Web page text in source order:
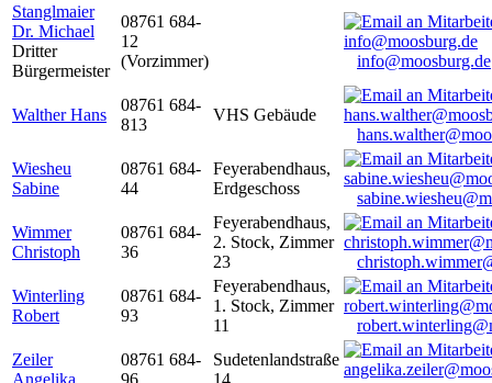
Stanglmaier
Dr. Michael
Dritter
Bürgermeister
08761 684-
12
(Vorzimmer)
info@moosburg.de
Walther Hans
08761 684-
813
VHS Gebäude
Wiesheu
Sabine
08761 684-
44
Feyerabendhaus,
Erdgeschoss
Wimmer
Christoph
08761 684-
36
Feyerabendhaus,
2. Stock, Zimmer
23
Winterling
Robert
08761 684-
93
Feyerabendhaus,
1. Stock, Zimmer
11
Zeiler
Angelika
08761 684-
96
Sudetenlandstraße
14